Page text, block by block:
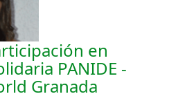
en
PANIDE -
Granada